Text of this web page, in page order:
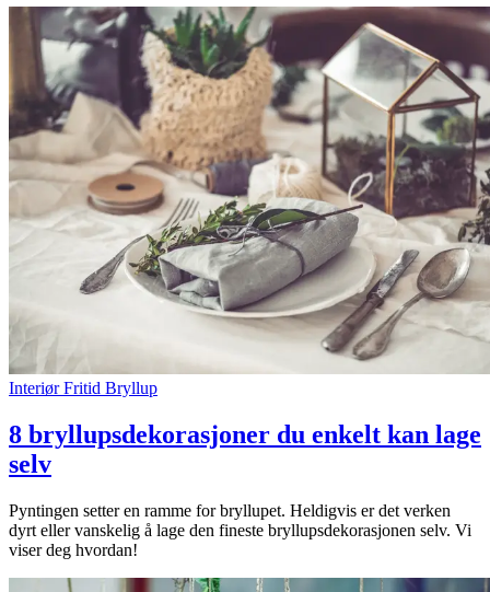
Interiør Fritid Bryllup
8 bryllupsdekorasjoner du enkelt kan lage
selv
Pyntingen setter en ramme for bryllupet. Heldigvis er det verken
dyrt eller vanskelig å lage den fineste bryllupsdekorasjonen selv. Vi
viser deg hvordan!